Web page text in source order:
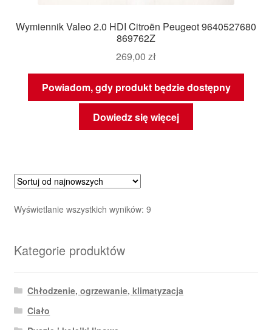
Wymiennik Valeo 2.0 HDI Citroën Peugeot 9640527680
869762Z
269,00 zł
Powiadom, gdy produkt będzie dostępny
Dowiedz się więcej
Wyświetlanie wszystkich wyników: 9Posortowane
Kategorie produktów
Chłodzenie, ogrzewanie, klimatyzacja
Ciało